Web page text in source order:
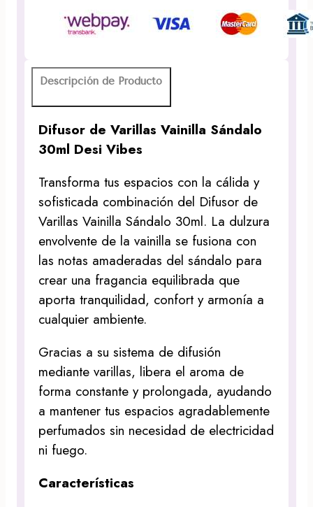
Descripción de Producto
Difusor de Varillas Vainilla Sándalo
30ml Desi Vibes
Transforma tus espacios con la cálida y
sofisticada combinación del Difusor de
Varillas Vainilla Sándalo 30ml. La dulzura
envolvente de la vainilla se fusiona con
las notas amaderadas del sándalo para
crear una fragancia equilibrada que
aporta tranquilidad, confort y armonía a
cualquier ambiente.
Gracias a su sistema de difusión
mediante varillas, libera el aroma de
forma constante y prolongada, ayudando
a mantener tus espacios agradablemente
perfumados sin necesidad de electricidad
ni fuego.
Características